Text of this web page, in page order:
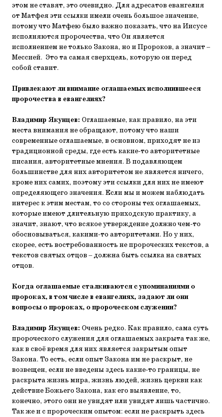
этом не ставят, это очевидно. Для адресатов евангелия
от Матфея эти ссылки имели очень большое значение,
потому что Матфею было важно показать, что на Иисусе
исполняются пророчества, что Он является
исполнением не только Закона, но и Пророков, а значит –
Мессией. Это та самая сверхцель, которую он перед
собой ставит.
Привлекают ли внимание оглашаемых исполнившееся
пророчества в евангелиях?
Владимир Якунцев: Оглашаемые, как правило, на эти
места внимания не обращают, потому что наши
современные оглашаемые, в основном, приходят не из
традиционной среды, где есть какие-то авторитетные
писания, авторитетные мнения. В подавляющем
большинстве для них авторитетом не является ничего,
кроме них самих, поэтому эти ссылки для них не имеют
определяющего значения. Если мы и можем наблюдать
интерес к этим местам, то со стороны тех оглашаемых,
которые имеют длительную приходскую практику, а
значит, знают, что всякое утверждение должно чем-то
обосновываться, какими-то авторитетами. Но у них,
скорее, есть востребованность не пророческих текстов, а
текстов святых отцов – должна быть ссылка на святых
отцов.
Когда оглашаемые сталкиваются с упоминаниями о
пророках, в том числе в евангелиях, задают ли они
вопросы о пророках, о пророческом служении?
Владимир Якунцев: Очень редко. Как правило, сама суть
пророческого служения для оглашаемых закрыта так же,
как в своё время для них является закрытым опыт
Закона. То есть, если опыт Закона им не раскрыт, не
возвещен, если не введены здесь какие-то границы, не
раскрыта жизнь мира, жизнь людей, жизнь церкви как
действие Божьего Закона, как его выявление, то,
конечно, этого они не увидят или увидят лишь частично.
Так же и с пророческим опытом: если не раскрыть здесь